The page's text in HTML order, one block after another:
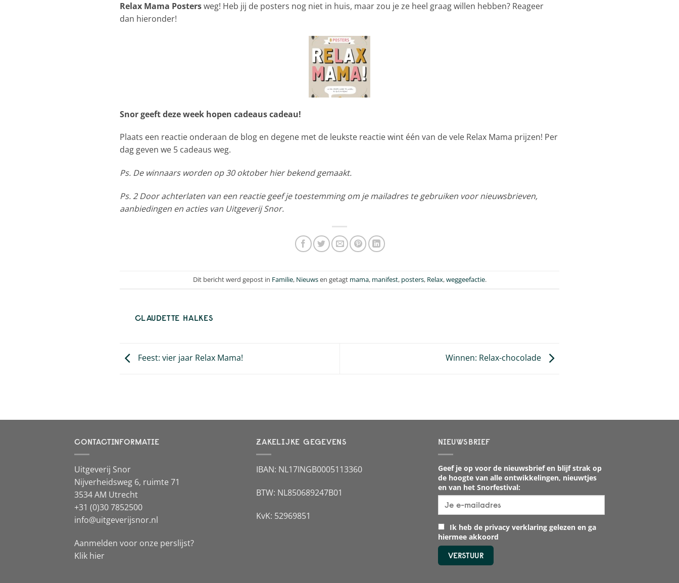
Relax Mama Postersweg! Heb jij de posters nog niet in huis, maar zou je ze heel graag willen hebben? Reageer
dan hieronder!
Snor geeft deze week hopen cadeaus cadeau!
Plaats een reactie onderaan de blog en degene met de leukste reactie wint één van de vele Relax Mama prijzen! Per
dag geven we 5 cadeaus weg.
Ps. De winnaars worden op 30 oktober hier bekend gemaakt.
Ps. 2 Door achterlaten van een reactie geef je toestemming om je mailadres te gebruiken voor nieuwsbrieven,
aanbiedingen en acties van Uitgeverij Snor.
Dit bericht werd gepost in Familie, Nieuwsen getagt mama, manifest, posters, Relax,weggeefactie.
CLAUDETTE HALKES
Feest: vier jaar Relax Mama! Winnen: Relax-chocolade
CONTACTINFORMATIE
Uitgeverij Snor
Nijverheidsweg 6, ruimte 71
3534 AM Utrecht
+31 (0)30 7852500
info@uitgeverijsnor.nl
Aanmelden voor onze perslijst?
Klik hier
ZAKELIJKE GEGEVENS
IBAN: NL17INGB0005113360
BTW: NL850689247B01
KvK: 52969851
NIEUWSBRIEF
Geef je op voor de nieuwsbrief en blijf strak op
de hoogte van alle ontwikkelingen, nieuwtjes
en van het Snorfestival:
Ik heb de privacy verklaring gelezen en ga
hiermee akkoord